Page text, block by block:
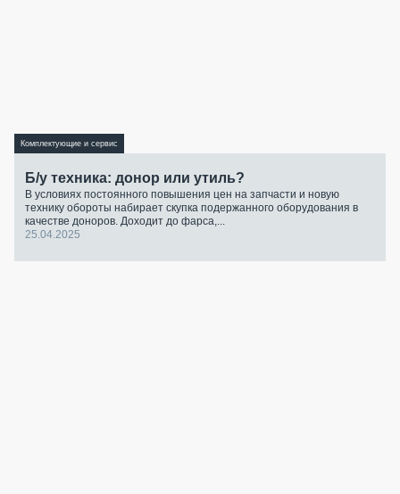
Комплектующие и сервис
Б/у техника: донор или утиль?
В условиях постоянного повышения цен на запчасти и новую
технику обороты набирает скупка подержанного оборудования в
качестве доноров. Доходит до фарса,...
25.04.2025